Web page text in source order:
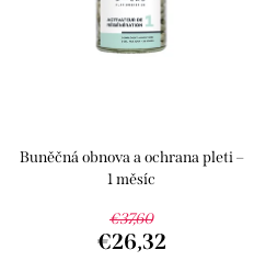
Buněčná obnova a ochrana pleti –
1 měsíc
€37,60
€26,32